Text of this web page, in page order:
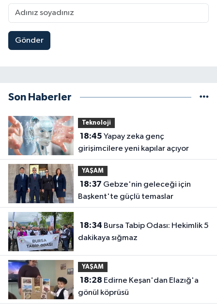
Gönder
Son Haberler
Teknoloji
18:45
girişimcilere yeni kapılar açıyor
YAŞAM
18:37
Başkent'te güçlü temaslar
18:34
dakikaya sığmaz
YAŞAM
18:28
gönül köprüsü